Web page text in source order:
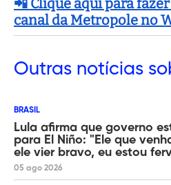
📲 Clique aqui para
canal da Metropole no
Outras notícias
BRASIL
Lula afirma que governo
para El Niño: "Ele que
ele vier bravo, eu estou
05 ago 2026